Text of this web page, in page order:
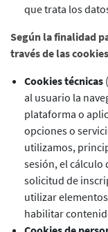
que trata los
Según la finalidad
través de las
Cookies técnicas
al usuario la
plataforma o
opciones o
utilizamos,
sesión, el cálculo
solicitud de
utilizar
habilitar